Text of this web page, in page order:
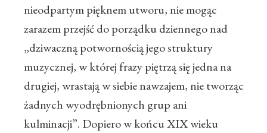
nieodpartym pięknem utworu, nie mogąc
zarazem przejść do porządku dziennego nad
„dziwaczną potwornością jego struktury
muzycznej, w której frazy piętrzą się jedna na
drugiej, wrastają w siebie nawzajem, nie tworząc
żadnych wyodrębnionych grup ani
kulminacji”. Dopiero w końcu XIX wieku